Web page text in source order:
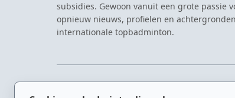
subsidies. Gewoon vanuit een grote passie
opnieuw nieuws, profielen en
internationale topbadminton.